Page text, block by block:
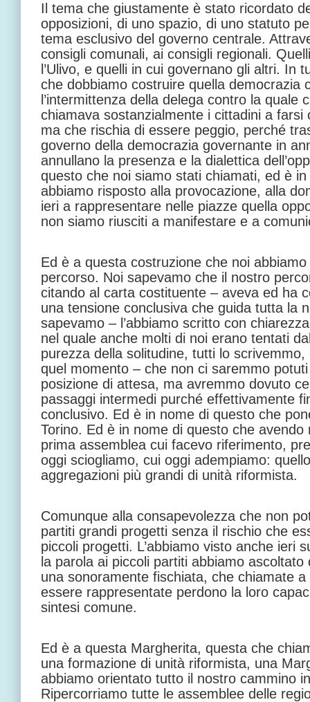
Il tema che giustamente è stato ricordato
opposizioni, di uno spazio, di uno statuto
tema esclusivo del governo centrale.
consigli comunali, ai consigli regionali.
l’Ulivo, e quelli in cui governano gli altri. In
che dobbiamo costruire quella democrazia
l’intermittenza della delega contro la quale
chiamava sostanzialmente i cittadini a farsi
ma che rischia di essere peggio, perché
governo della democrazia governante in
annullano la presenza e la dialettica
questo che noi siamo stati chiamati, ed è
abbiamo risposto alla provocazione, alla
ieri a rappresentare nelle piazze quella
non siamo riusciti a manifestare e a
Ed è a questa costruzione che noi
percorso. Noi sapevamo che il nostro
citando al carta costituente – aveva ed ha
una tensione conclusiva che guida tutta la
sapevamo – l’abbiamo scritto con
nel quale anche molti di noi erano tentati
purezza della solitudine, tutti lo scrivemmo,
quel momento – che non ci saremmo
posizione di attesa, ma avremmo dovuto
passaggi intermedi purché effettivamente
conclusivo. Ed è in nome di questo che
Torino. Ed è in nome di questo che
prima assemblea cui facevo riferimento,
oggi sciogliamo, cui oggi adempiamo:
aggregazioni più grandi di unità riformista.
Comunque alla consapevolezza che non
partiti grandi progetti senza il rischio che
piccoli progetti. L’abbiamo visto anche ieri
la parola ai piccoli partiti abbiamo
una sonoramente fischiata, che chiamate
essere rappresentate perdono la loro
sintesi comune.
Ed è a questa Margherita, questa che
una formazione di unità riformista, una
abbiamo orientato tutto il nostro cammino
Ripercorriamo tutte le assemblee delle